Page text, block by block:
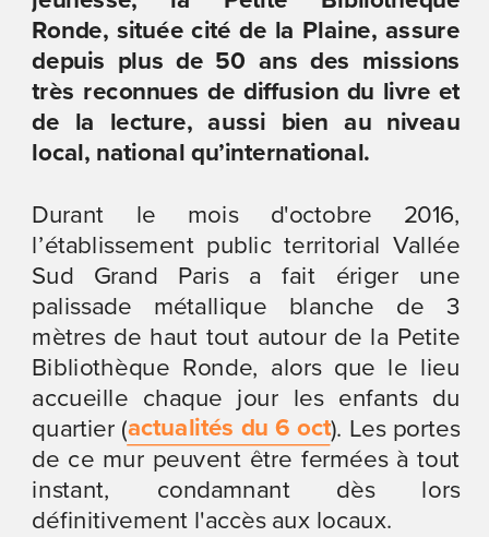
Ronde, située cité de la Plaine, assure
depuis plus de 50 ans des missions
très reconnues de diffusion du livre et
de la lecture, aussi bien au niveau
local, national qu’international.
Durant le mois d'octobre 2016,
l’établissement public territorial Vallée
Sud Grand Paris a fait ériger une
palissade métallique blanche de 3
mètres de haut tout autour de la Petite
Bibliothèque Ronde, alors que le lieu
accueille chaque jour les enfants du
quartier (actualités du 6 oct). Les portes
de ce mur peuvent être fermées à tout
instant, condamnant dès lors
définitivement l'accès aux locaux.